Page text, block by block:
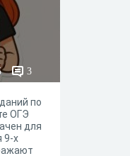
3
по
ОГЭ
для
9-х